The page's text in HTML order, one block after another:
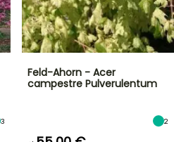
3
Feld-Ahorn - Acer
campestre Pulverulentum
2